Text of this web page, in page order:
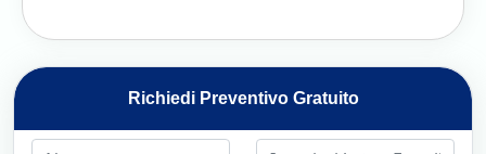
Richiedi Preventivo Gratuito